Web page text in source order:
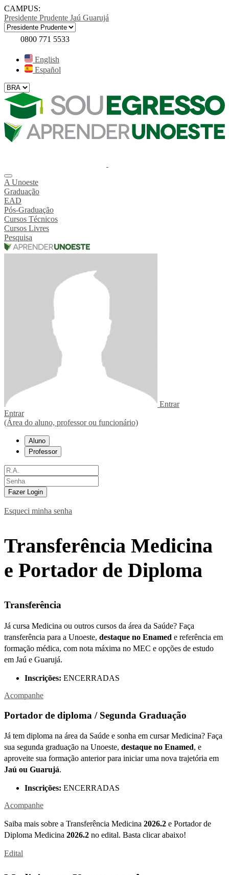
CAMPUS:
Presidente Prudente Jaú Guarujá
0800 771 5533
English
Español
A Unoeste
Graduação
EAD
Pós-Graduação
Cursos Técnicos
Cursos Livres
Pesquisa
Entrar
Entrar
(Área do aluno, professor ou funcionário)
Aluno
Professor
Fazer Login
Esqueci minha senha
Transferência Medicina
e Portador de Diploma
Transferência
Já cursa Medicina ou outros cursos da área da Saúde? Faça
transferência para a Unoeste, destaque no Enamed e referência em
formação médica, com nota máxima no MEC e opções de estudo
em Jaú e Guarujá.
Inscrições: ENCERRADAS
Acompanhe
Portador de diploma / Segunda Graduação
Já tem diploma na área da Saúde e sonha em cursar Medicina? Faça
sua segunda graduação na Unoeste, destaque no Enamed, e
aproveite sua formação anterior para iniciar uma nova trajetória em
Jaú ou Guarujá.
Inscrições: ENCERRADAS
Acompanhe
Saiba mais sobre a Transferência Medicina 2026.2 e Portador de
Diploma Medicina 2026.2 no edital. Basta clicar abaixo!
Edital